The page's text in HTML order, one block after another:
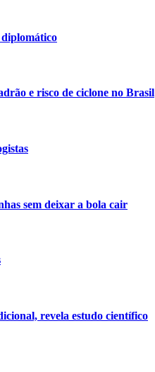
diplomático
e risco de ciclone no Brasil
sem deixar a bola cair
revela estudo científico